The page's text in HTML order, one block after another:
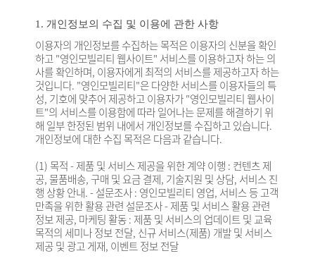
1. 개인정보의 수집 및 이용에 관한 사항
이용자의 개인정보를 수집하는 목적은 이용자의 신분을 확인
하고 "영인모빌리티 웹사이트" 서비스를 이용하고자 하는 의
사를 확인하며, 이용자에게 최적의 서비스를 제공하고자 하는
것입니다. "영인모빌리티"은 다양한 서비스를 이용자들의 특
성, 기호에 맞추어 제공하고 이용자가 "영인모빌리티 웹사이
트"의 서비스를 이용함에 따라 일어나는 문제를 해결하기 위
해 일부 한정된 범위 내에서 개인정보를 수집하고 있습니다.
개인정보에 대한 수집 목적은 다음과 같습니다.
(1) 목적 - 제품 및 서비스 제공을 위한 계약 이행 : 컨텐츠 제
공, 물품배송, 구매 및 요금 결제, 기술지원 및 상담, 서비스 진
행 상황 안내. - 설문조사 : 영인모빌리티 영업, 서비스 등 고객
만족을 위한 활용 관련 설문조사 - 제품 및 서비스 활용 관련
정보 제공, 마케팅 활동 : 제품 및 서비스의 업데이트 및 교육
목적의 세미나 정보 전달, 신규 서비스(제품) 개발 및 서비스
제공 및 광고 게재, 이벤트 정보 전달